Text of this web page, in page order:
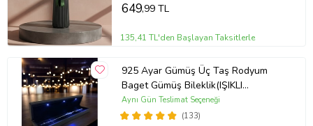
649,99 TL
135,41 TL'den Başlayan Taksitlerle
925 Ayar Gümüş Üç Taş Rodyum
Baget Gümüş Bileklik(IŞIKLI
KUTULU)
(133)
Aynı Gün Teslimat Seçeneği